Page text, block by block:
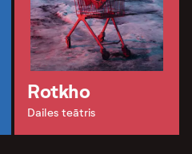
Rotkho
Dailes teātris